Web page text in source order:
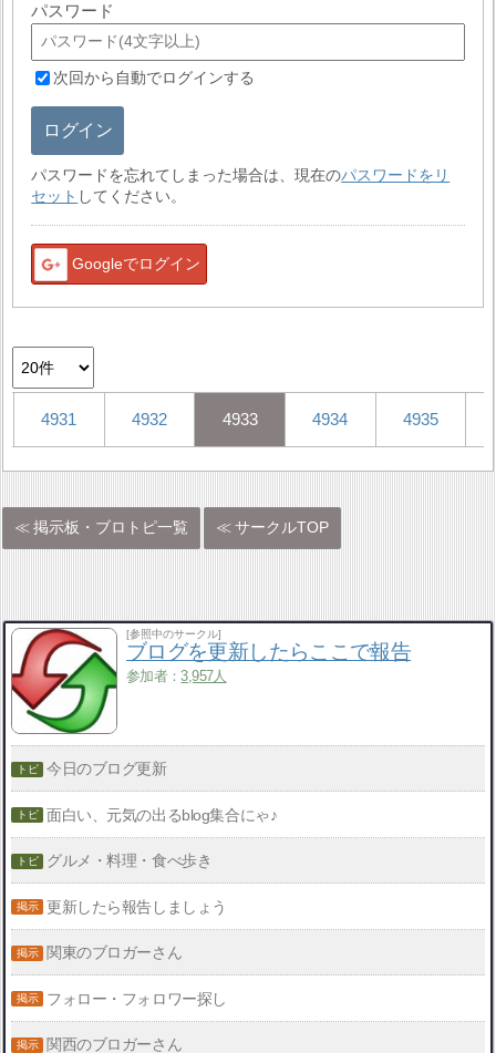
パスワード
次回から自動でログインする
ログイン
パスワードを忘れてしまった場合は、現在のパスワードをリ
セット してください。
Googleでログイン
4931 4932 4933 4934 4935
掲示板・ブロトピ一覧 サークルTOP
[参照中のサークル]
ブログを更新したらここで報告
参加者：3,957人
今日のブログ更新
面白い、元気の出るblog集合にゃ♪
グルメ・料理・食べ歩き
更新したら報告しましょう
関東のブロガーさん
フォロー・フォロワー探し
関西のブロガーさん